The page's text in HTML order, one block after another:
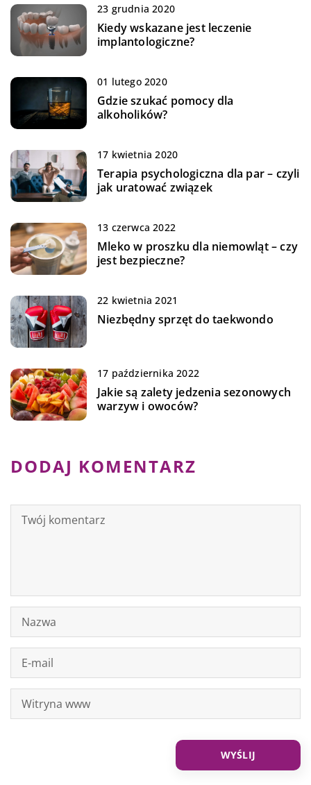
23 grudnia 2020
Kiedy wskazane jest leczenie
implantologiczne?
01 lutego 2020
Gdzie szukać pomocy dla
alkoholików?
17 kwietnia 2020
Terapia psychologiczna dla par – czyli
jak uratować związek
13 czerwca 2022
Mleko w proszku dla niemowląt – czy
jest bezpieczne?
22 kwietnia 2021
Niezbędny sprzęt do taekwondo
17 października 2022
Jakie są zalety jedzenia sezonowych
warzyw i owoców?
DODAJ KOMENTARZ